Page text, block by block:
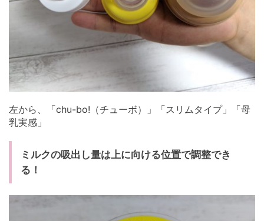
左から、「chu-bo!（チューボ）」「スリムタイプ」「母
乳実感」
ミルクの吸出し量は上に向ける位置で調整でき
る！